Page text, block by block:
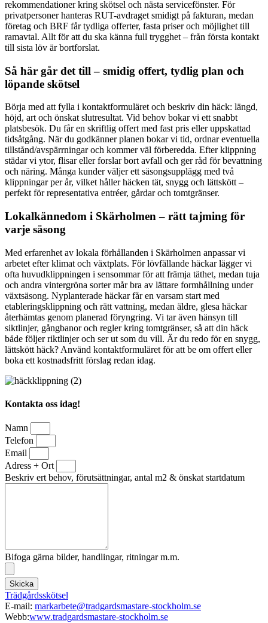
rekommendationer kring skötsel och nästa servicefönster. För
privatpersoner hanteras RUT-avdraget smidigt på fakturan, medan
företag och BRF får tydliga offerter, fasta priser och möjlighet till
ramavtal. Allt för att du ska känna full trygghet – från första kontakt
till sista löv är bortforslat.
Så här går det till – smidig offert, tydlig plan och
löpande skötsel
Börja med att fylla i kontaktformuläret och beskriv din häck: längd,
höjd, art och önskat slutresultat. Vid behov bokar vi ett snabbt
platsbesök. Du får en skriftlig offert med fast pris eller uppskattad
tidsåtgång. När du godkänner planen bokar vi tid, ordnar eventuella
tillstånd/avspärrningar och kommer väl förberedda. Efter klippning
städar vi ytor, flisar eller forslar bort avfall och ger råd för bevattning
och näring. Många kunder väljer ett säsongsupplägg med två
klippningar per år, vilket håller häcken tät, snygg och lättskött –
perfekt för representativa entréer, gårdar och tomtgränser.
Lokalkännedom i Skärholmen – rätt tajming för
varje säsong
Med erfarenhet av lokala förhållanden i Skärholmen anpassar vi
arbetet efter klimat och växtplats. För lövfällande häckar lägger vi
ofta huvudklippningen i sensommar för att främja täthet, medan tuja
och andra vintergröna sorter mår bra av lättare formhållning under
växtsäsong. Nyplanterade häckar får en varsam start med
etableringsklippning och rätt vattning, medan äldre, glesa häckar
återhämtas genom planerad föryngring. Vi tar även hänsyn till
siktlinjer, gångbanor och regler kring tomtgränser, så att din häck
både följer riktlinjer och ser ut som du vill. Är du redo för en snygg,
lättskött häck? Använd kontaktformuläret för att be om offert eller
boka ett kostnadsfritt förslag redan idag.
Kontakta oss idag!
Namn
Telefon
Email
Adress + Ort
Beskriv ert behov, förutsättningar, antal m2 & önskat startdatum
Bifoga gärna bilder, handlingar, ritningar m.m.
Skicka
Trädgårdsskötsel
E-mail: markarbete@tradgardsmastare-stockholm.se
Webb:www.tradgardsmastare-stockholm.se